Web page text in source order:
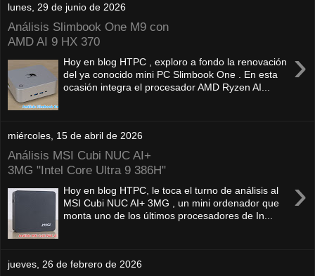
lunes, 29 de junio de 2026
Análisis Slimbook One M9 con
AMD AI 9 HX 370
›
Hoy en blog HTPC , exploro a fondo la renovación
del ya conocido mini PC Slimbook One . En esta
ocasión integra el procesador AMD Ryzen AI...
miércoles, 15 de abril de 2026
Análisis MSI Cubi NUC AI+
3MG "Intel Core Ultra 9 386H"
›
Hoy en blog HTPC, le toca el turno de análisis al
MSI Cubi NUC AI+ 3MG , un mini ordenador que
monta uno de los últimos procesadores de In...
jueves, 26 de febrero de 2026